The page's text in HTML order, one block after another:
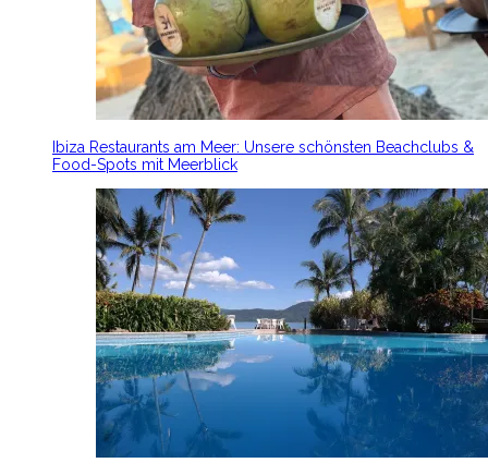
Ibiza Restaurants am Meer: Unsere schönsten Beachclubs &
Food-Spots mit Meerblick